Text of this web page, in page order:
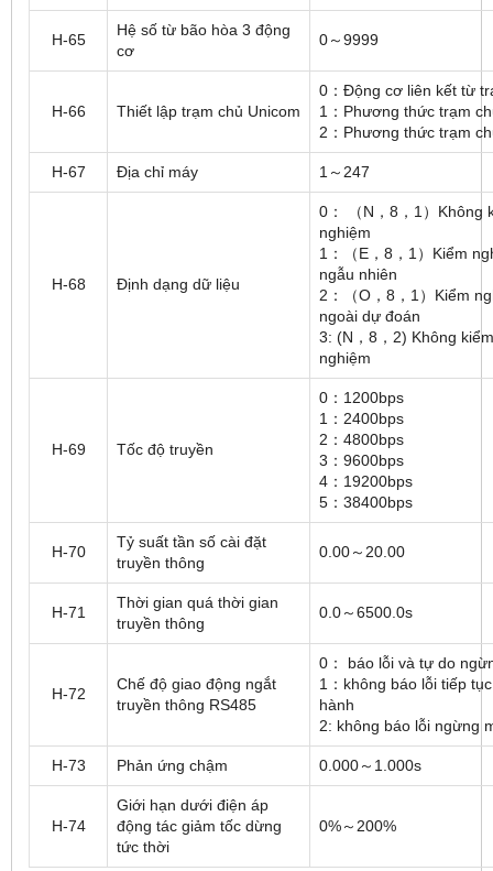
H-65
Hệ số từ bão hòa 3 động
cơ
0～9999
H-66 Thiết lập trạm chủ Unicom
0：Động cơ liên kết từ
1：Phương thức trạm
2：Phương thức trạm
H-67 Địa chỉ máy 1～247
H-68 Định dạng dữ liệu
0： （N，8，1）Không
nghiệm
1：（E，8，1）Kiểm
ngẫu nhiên
2：（O，8，1）Kiểm
ngoài dự đoán
3: (N，8，2) Không kiểm
nghiệm
H-69 Tốc độ truyền
0：1200bps
1：2400bps
2：4800bps
3：9600bps
4：19200bps
5：38400bps
H-70
Tỷ suất tần số cài đặt
truyền thông
0.00～20.00
H-71
Thời gian quá thời gian
truyền thông
0.0～6500.0s
H-72
Chế độ giao động ngắt
truyền thông RS485
0： báo lỗi và tự do
1：không báo lỗi tiếp
hành
2: không báo lỗi ngừng
H-73 Phản ứng chậm 0.000～1.000s
H-74
Giới hạn dưới điện áp
động tác giảm tốc dừng
tức thời
0%～200%